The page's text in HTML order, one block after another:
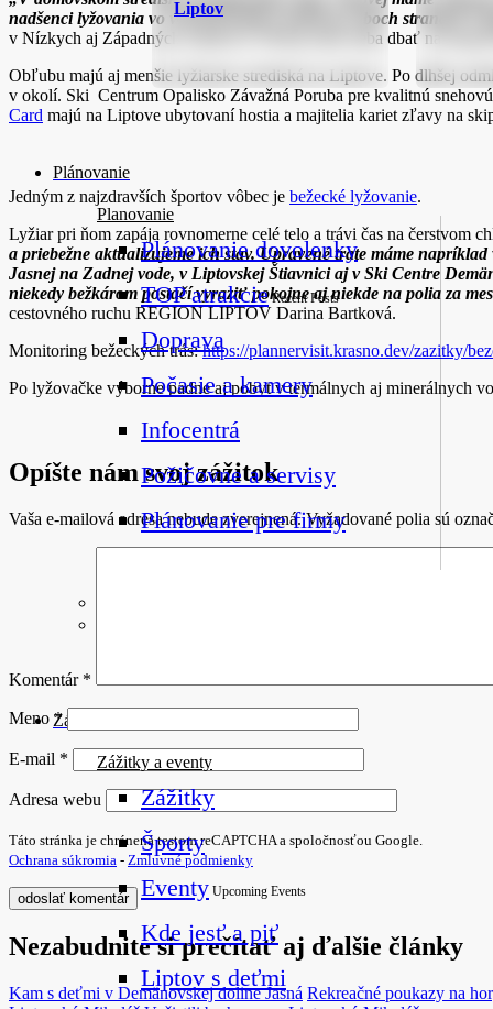
Liptov
Plánovanie
Planovanie
Plánovanie dovolenky
TOP atrakcie Recent Posts
Doprava
Počasie a kamery
Infocentrá
Požičovne a servisy
Plánovanie pre firmy
Zážitky a eventy
Zážitky a eventy
Zážitky
Športy
Eventy Upcoming Events
Kde jesť a piť
Liptov s deťmi
nadšenci lyžovania vo voľnom teréne, keďže po oboch stranách
v Nízkych aj Západných Tatrách či Veľkej Fatre treba dbať na
Obľubu majú aj menšie lyžiarske strediská na Liptove. Po dlhšej
v okolí. Ski Centrum Opalisko Závažná Poruba pre kvalitnú
Card majú na Liptove ubytovaní hostia a majitelia kariet zľavy na
Jedným z najzdravších športov vôbec je bežecké lyžovanie.
Lyžiar pri ňom zapája rovnomerne celé telo a trávi čas na čerstvom
a priebežne aktualizujeme ich stav. Upravené trate máme
Jasnej na Zadnej vode, v Liptovskej Štiavnici aj v Ski Centre
niekedy bežkárom postačí vyraziť pokojne aj niekde na polia za
cestovného ruchu REGION LIPTOV Darina Bartková.
Monitoring bežeckých trás:https://plannervisit.krasno.dev/zazitky/
Po lyžovačke výborne padne aj pobyt v termálnych aj minerálnych
Opíšte nám svoj zážitok
Vaša e-mailová adresa nebude zverejnená. Vyžadované polia sú
Komentár *
Meno *
E-mail *
Adresa webu
Táto stránka je chránená testom reCAPTCHA a spoločnosťou Google.
Ochrana súkromia - Zmluvné podmienky
Nezabudnite si prečítať aj ďalšie články
Kam s deťmi v Demänovskej doline Jasná Rekreačné poukazy na